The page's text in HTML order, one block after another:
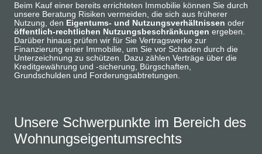
Beim Kauf einer bereits errichteten Immobilie können Sie durch
unsere Beratung Risiken vermeiden, die sich aus früherer
Nutzung, den Eigentums- und Nutzungsverhältnissen oder
öffentlich-rechtlichen Nutzungsbeschränkungen ergeben.
Darüber hinaus prüfen wir für Sie Vertragswerke zur
Finanzierung einer Immobilie, um Sie vor Schaden durch die
Unterzeichnung zu schützen. Dazu zählen Verträge über die
Kreditgewährung und -sicherung, Bürgschaften,
Grundschulden und Forderungsabtretungen.
Unsere Schwerpunkte im Bereich des
Wohnungseigentumsrechts